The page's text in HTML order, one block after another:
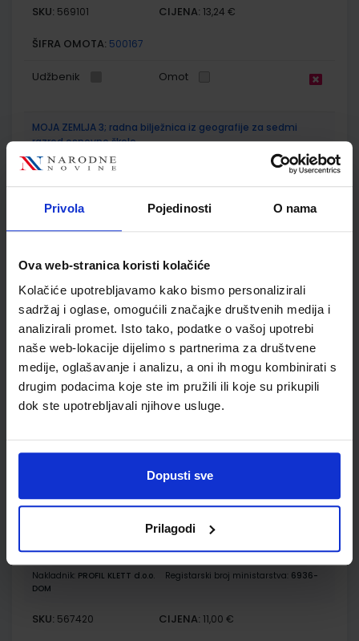
Privola Pojedinosti O nama
Ova web-stranica koristi kolačiće
Kolačiće upotrebljavamo kako bismo personalizirali
sadržaj i oglase, omogućili značajke društvenih medija i
analizirali promet. Isto tako, podatke o vašoj upotrebi
naše web-lokacije dijelimo s partnerima za društvene
medije, oglašavanje i analizu, a oni ih mogu kombinirati s
drugim podacima koje ste im pružili ili koje su prikupili
dok ste upotrebljavali njihove usluge.
Dopusti sve
Prilagodi
SKU: 569101 CIJENA: 13,24 €
ŠIFRA OMOTA: 500167
Udžbenik Omot
MOJA ZEMLJA 3; radna bilježnica iz geografije za sedmi
razred osnovne škole
Autor(i): Kožul Krpes Samardžić Vukelić
Nakladnik:ALFA d.d. Registarski broj ministarstva:7272-DOM
SKU:569102 CIJENA:12,00 €
VREMEPLOV 7; udžbenik povijesti za sedmi razred
Autor(i):Igor Despot Gordana Frol Miljenko Hajdarović
Nakladnik:PROFIL KLETT d.o.o. Registarski broj ministarstva:6936
SKU:567419 CIJENA: 13,03 €
Omot
sedmom razredu osnovne škole
Nakladnik: PROFIL KLETT d.o.o. Registarski broj ministarstva: 6936-
DOM
SKU: 567420 CIJENA: 11,00 €